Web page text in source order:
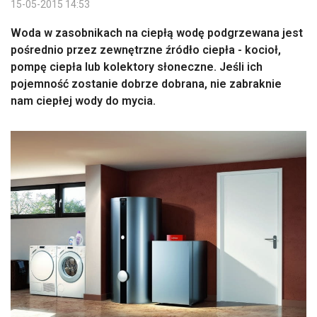
15-05-2015 14:53
Woda w zasobnikach na ciepłą wodę podgrzewana jest
pośrednio przez zewnętrzne źródło ciepła - kocioł,
pompę ciepła lub kolektory słoneczne. Jeśli ich
pojemność zostanie dobrze dobrana, nie zabraknie
nam ciepłej wody do mycia.